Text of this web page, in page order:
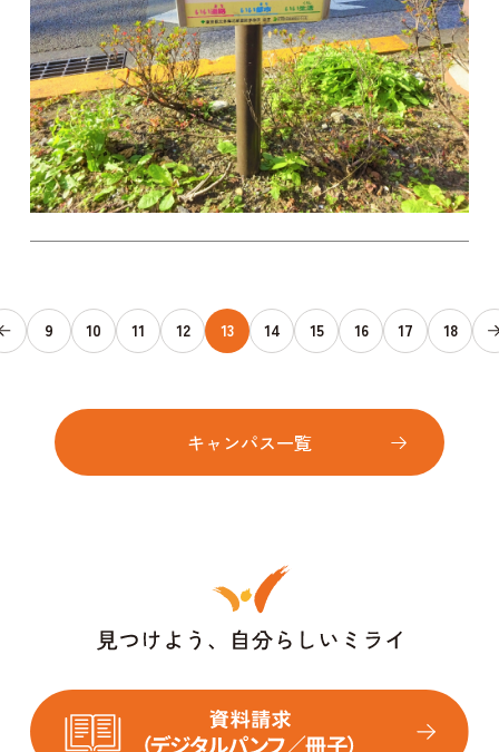
9 10 11 12 13 14 15 16 17 18
キャンパス一覧